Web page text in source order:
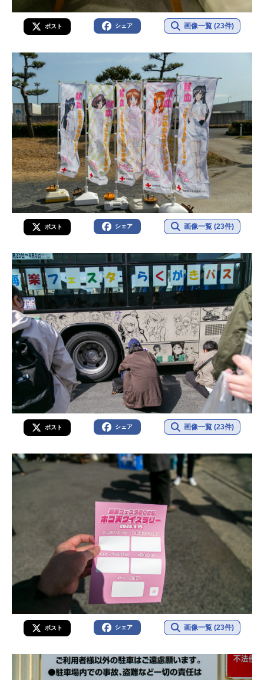
ポスト シェア 画像一覧 (23件)
ポスト シェア 画像一覧 (23件)
ポスト シェア 画像一覧 (23件)
ポスト シェア 画像一覧 (23件)